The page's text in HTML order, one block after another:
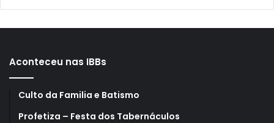
Aconteceu nas IBBs
Culto da Familia e Batismo
Profetiza – Festa dos Tabernáculos